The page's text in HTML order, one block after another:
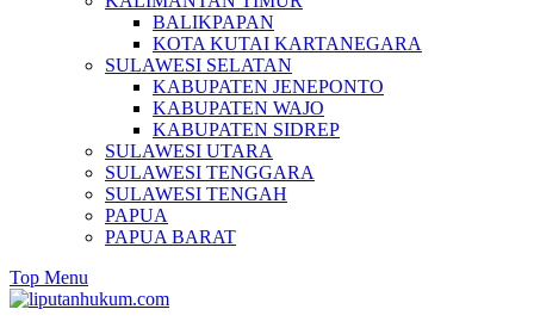
BALIKPAPAN
KOTA KUTAI KARTANEGARA
SULAWESI SELATAN
KABUPATEN JENEPONTO
KABUPATEN WAJO
KABUPATEN SIDREP
SULAWESI UTARA
SULAWESI TENGGARA
SULAWESI TENGAH
PAPUA
PAPUA BARAT
Top Menu